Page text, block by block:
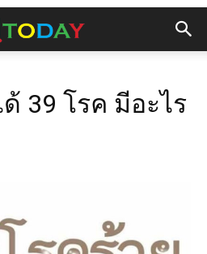
39 โรค มีอะไร